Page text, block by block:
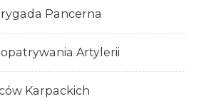
Pancerna
Artylerii
Karpackich